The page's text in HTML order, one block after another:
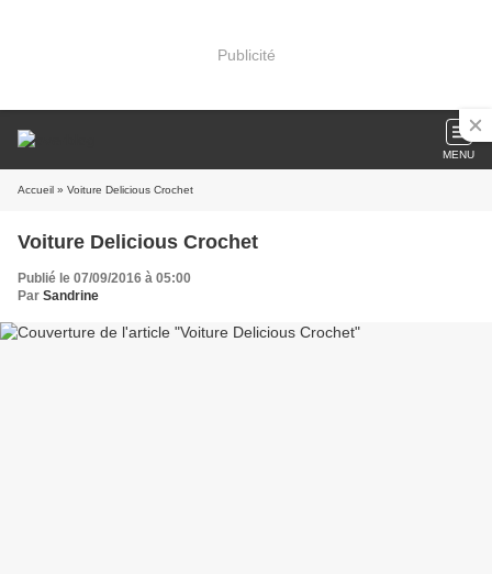
Publicité
MENU
Accueil » Voiture Delicious Crochet
Voiture Delicious Crochet
Publié le 07/09/2016 à 05:00
Par Sandrine